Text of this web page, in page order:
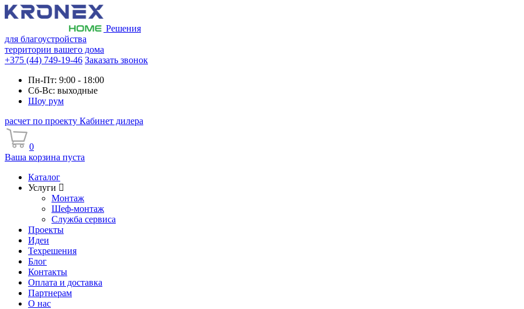
Решения
для благоустройства
территории вашего дома
+375 (44) 749-19-46 Заказать звонок
Пн-Пт: 9:00 - 18:00
Сб-Вс: выходные
Шоу рум
расчет по проекту Кабинет дилера
0
Ваша корзина пуста
Каталог
Услуги
Монтаж
Шеф-монтаж
Служба сервиса
Проекты
Идеи
Техрешения
Блог
Контакты
Оплата и доставка
Партнерам
О нас